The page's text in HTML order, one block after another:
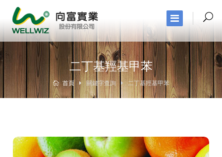
二丁基羥基甲苯
首頁 關鍵字查詢 二丁基羥基甲苯